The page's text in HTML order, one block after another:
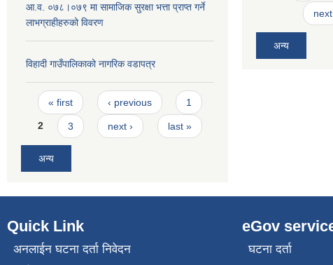
आ.व. ०७८।०७९ मा सामाजिक सुरक्षा भत्ता प्राप्त गर्ने
लाभग्राहीहरुको विवरण
विहादी गाउँपालिकाको नागरिक वडापत्र
Pages
« first ‹ previous 1
2 3 next › last »
अन्य
next
अन्य
Quick Link
अनलाईन घटना दर्ता निवेदन
eGov
घटना दर्ता